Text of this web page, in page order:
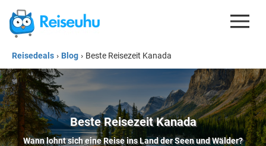
REISEDEALS
GUTSCHEINE
KREDITKARTEN
ESIM
Reisedeals › Blog › Beste Reisezeit Kanada
Beste Reisezeit Kanada
Wann lohnt sich eine Reise ins Land der Seen und Wälder?